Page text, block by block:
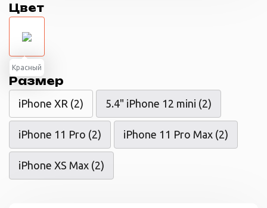
Цвет
Красный
Размер
iPhone XR (2) 5.4" iPhone 12 mini (2)
iPhone 11 Pro (2) iPhone 11 Pro Max (2)
iPhone XS Max (2)